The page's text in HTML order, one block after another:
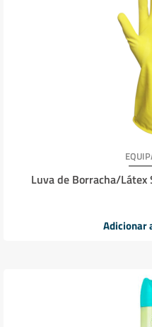
Luva de Borracha/
Adicionar